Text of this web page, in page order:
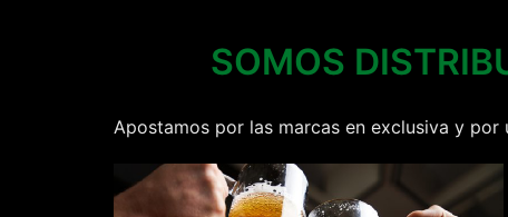
SOMOS
Apostamos por las marcas en exclusiva y